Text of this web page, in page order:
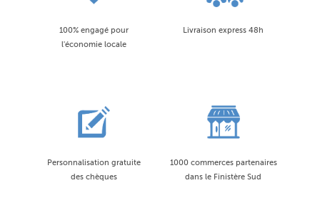
100% engagé pour
l'économie locale
Livraison express 48h
Personnalisation gratuite
des chèques
1000 commerces partenaires
dans le Finistère Sud